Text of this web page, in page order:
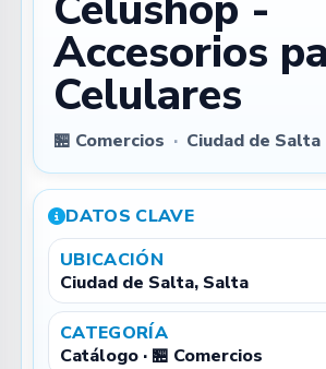
Accesorios
Celulares
🏪 Comercios · Ciudad de Salta
DATOS CLAVE
UBICACIÓN
Ciudad de Salta, Salta
CATEGORÍA
Catálogo · 🏪 Comercios